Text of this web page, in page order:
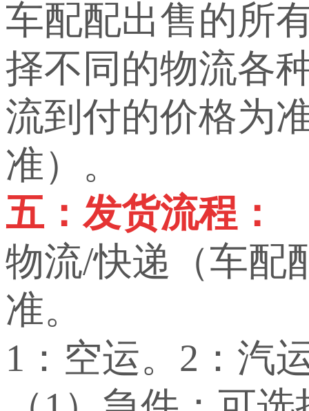
车配配出售的所
择不同的物流各
流到付的价格为
准）。
五：发货流程：
物流/快递（车配
准。
1：空运。2：汽